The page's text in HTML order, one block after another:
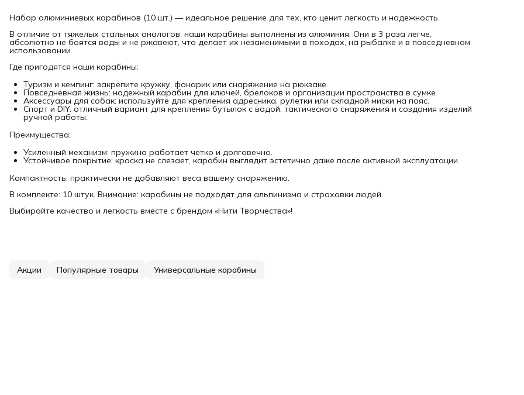
Набор алюминиевых карабинов (10 шт.) — идеальное решение для тех, кто ценит легкость и надежность.
В отличие от тяжелых стальных аналогов, наши карабины выполнены из алюминия. Они в 3 раза легче,
абсолютно не боятся воды и не ржавеют, что делает их незаменимыми в походах, на рыбалке и в повседневном
использовании.
Где пригодятся наши карабины:
Туризм и кемпинг: закрепите кружку, фонарик или снаряжение на рюкзаке.
Повседневная жизнь: надежный карабин для ключей, брелоков и организации пространства в сумке.
Аксессуары для собак: используйте для крепления адресника, рулетки или складной миски на пояс.
Спорт и DIY: отличный вариант для крепления бутылок с водой, тактического снаряжения и создания изделий
ручной работы.
Преимущества:
Усиленный механизм: пружина работает четко и долговечно.
Устойчивое покрытие: краска не слезает, карабин выглядит эстетично даже после активной эксплуатации.
Компактность: практически не добавляют веса вашему снаряжению.
В комплекте: 10 штук. Внимание: карабины не подходят для альпинизма и страховки людей.
Выбирайте качество и легкость вместе с брендом «Нити Творчества»!
Акции Популярные товары Универсальные карабины